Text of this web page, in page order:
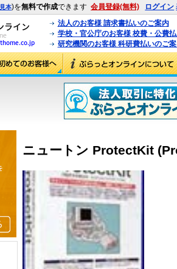
見本)を無料で作成できます 会員登録(無料) ログイン
法人のお客様 請求書払いのご案内
学校・官公庁のお客様 校費・公費
研究機関のお客様 科研費払いのご
ニュートン ProtectKit